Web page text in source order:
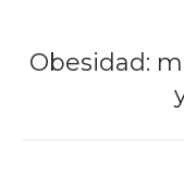
Obesidad: